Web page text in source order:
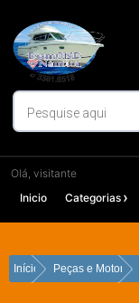
para
conteúdo
Olá, visitante
Inicio
Categorias
Início Peças e Motores